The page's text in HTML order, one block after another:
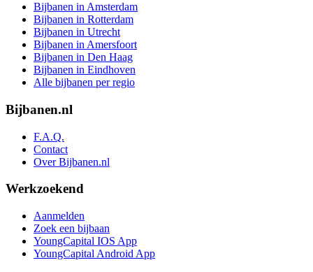
Bijbanen in Amsterdam
Bijbanen in Rotterdam
Bijbanen in Utrecht
Bijbanen in Amersfoort
Bijbanen in Den Haag
Bijbanen in Eindhoven
Alle bijbanen per regio
Bijbanen.nl
F.A.Q.
Contact
Over Bijbanen.nl
Werkzoekend
Aanmelden
Zoek een bijbaan
YoungCapital IOS App
YoungCapital Android App